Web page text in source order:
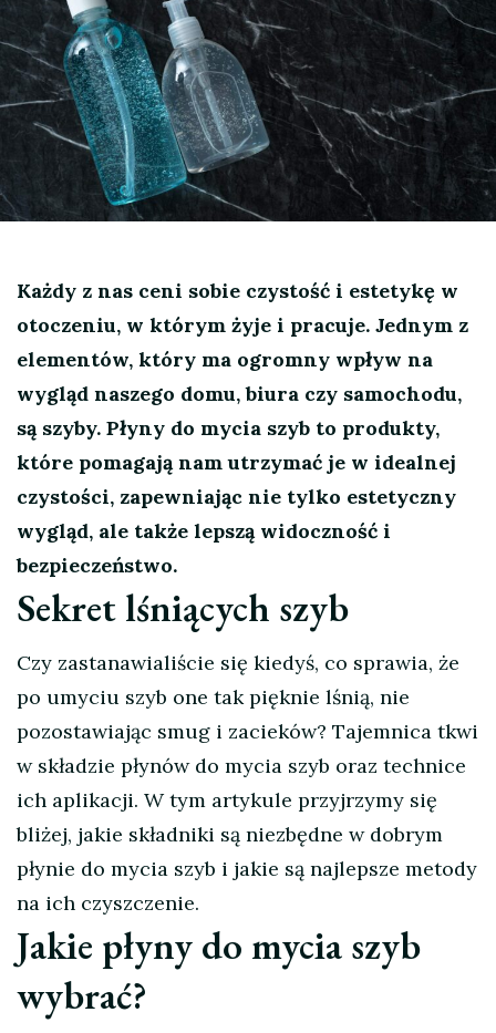
Każdy z nas ceni sobie czystość i estetykę w
otoczeniu, w którym żyje i pracuje. Jednym z
elementów, który ma ogromny wpływ na
wygląd naszego domu, biura czy samochodu,
są szyby. Płyny do mycia szyb to produkty,
które pomagają nam utrzymać je w idealnej
czystości, zapewniając nie tylko estetyczny
wygląd, ale także lepszą widoczność i
bezpieczeństwo.
Sekret lśniących szyb
Czy zastanawialiście się kiedyś, co sprawia, że
po umyciu szyb one tak pięknie lśnią, nie
pozostawiając smug i zacieków? Tajemnica tkwi
w składzie płynów do mycia szyb oraz technice
ich aplikacji. W tym artykule przyjrzymy się
bliżej, jakie składniki są niezbędne w dobrym
płynie do mycia szyb i jakie są najlepsze metody
na ich czyszczenie.
Jakie płyny do mycia szyb
wybrać?